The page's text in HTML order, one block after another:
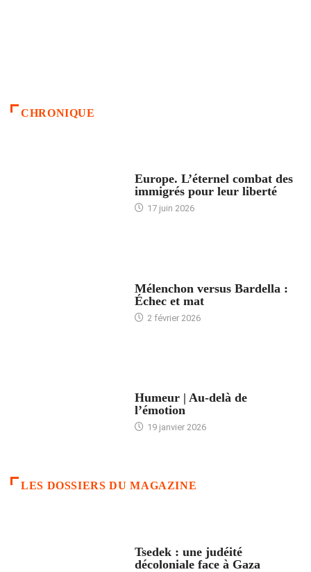
CHRONIQUE
Europe. L’éternel combat des
immigrés pour leur liberté
17 juin 2026
Mélenchon versus Bardella :
Échec et mat
2 février 2026
Humeur | Au-delà de
l’émotion
19 janvier 2026
LES DOSSIERS DU MAGAZINE
Tsedek : une judéité
décoloniale face à Gaza